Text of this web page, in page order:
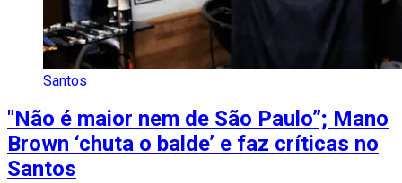
Santos
"Não é maior nem de São Paulo”; Mano
Brown ‘chuta o balde’ e faz críticas no
Santos